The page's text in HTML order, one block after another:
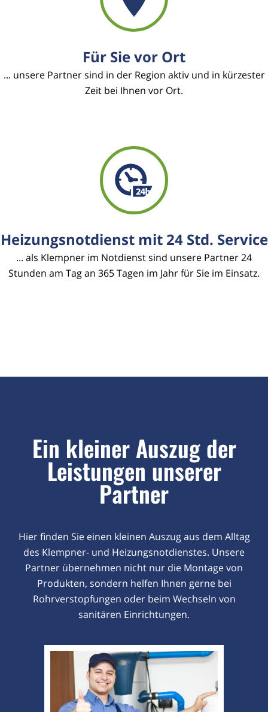
Für Sie vor Ort
... unsere Partner sind in der Region aktiv und in kürzester
Zeit bei Ihnen vor Ort.
Heizungsnotdienst mit 24 Std. Service
... als Klempner im Notdienst sind unsere Partner 24
Stunden am Tag an 365 Tagen im Jahr für Sie im Einsatz.
Ein kleiner Auszug der
Leistungen unserer
Partner
Hier finden Sie einen kleinen Auszug aus dem Alltag
des Klempner- und Heizungsnotdienstes. Unsere
Partner übernehmen nicht nur die Montage von
Produkten, sondern helfen Ihnen gerne bei
Rohrverstopfungen oder beim Wechseln von
sanitären Einrichtungen.